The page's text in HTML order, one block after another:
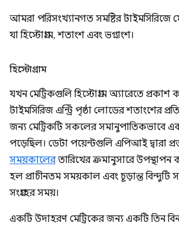
আমরা পরিসংখ্যানগত সমষ্টির টাইমসিরিজে
যা হিস্টোগ্রাম, শতাংশ এবং ভগ্নাংশ।
হিস্টোগ্রাম
যখন মেট্রিকগুলি হিস্টোগ্রাম অ্যারেতে প্রকাশ
টাইমসিরিজ এন্ট্রি পৃষ্ঠা লোডের শতাংশের
জন্য মেট্রিকটি সকলের সমানুপাতিকভাবে
পড়েছিল। ডেটা পয়েন্টগুলি এপিআই দ্বারা
সময়কালেরতারিখের ক্রমানুসারে উপস্থাপন
হল প্রাচীনতম সময়কাল এবং চূড়ান্ত বিন্দুটি
সংগ্রহের সময়।
একটি উদাহরণ মেট্রিকের জন্য একটি তিন